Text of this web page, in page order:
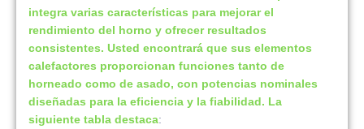
integra varias características para mejorar el
rendimiento del horno y ofrecer resultados
consistentes. Usted encontrará que sus elementos
calefactores proporcionan funciones tanto de
horneado como de asado, con potencias nominales
diseñadas para la eficiencia y la fiabilidad. La
siguiente tabla destaca: